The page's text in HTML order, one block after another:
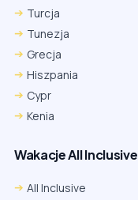
Turcja
Tunezja
Grecja
Hiszpania
Cypr
Kenia
Wakacje All Inclusive
All Inclusive